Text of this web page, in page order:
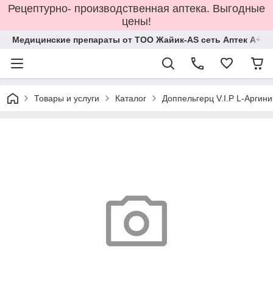
Рецептурно- производственная аптека. Выгодные
цены!
Медицинские препараты от ТОО Жайик-AS сеть Аптек А+
Товары и услуги Каталог Доппельгерц V.I.P L-